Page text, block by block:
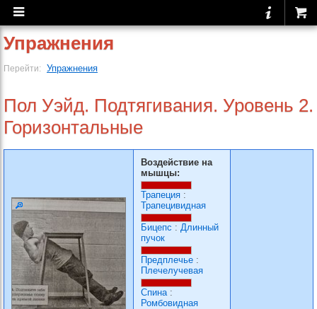
Упражнения
Перейти: Упражнения
Пол Уэйд. Подтягивания. Уровень 2.
Горизонтальные
Воздействие на
мышцы:
Трапеция :
Трапецивидная
Бицепс : Длинный
пучок
Предплечье :
Плечелучевая
Спина:
Ромбовидная